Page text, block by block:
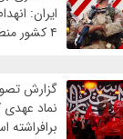
۴ کشور منطقه
گزارش
نماد عهدی
برافراشته